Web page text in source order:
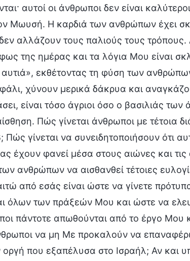
αυτοί οι άνθρωποι δεν είναι
Μωυσή. Η καρδιά των ανθρώπων έχει
αλλάζουν τους παλιούς τους τρόπους.
της ημέρας και τα λόγια Μου είναι
αυτιά», εκθέτοντας τη φύση των
χύνουν μερικά δάκρυα και
είναι τόσο άγριοι όσο ο βασιλιάς των
Πώς γίνεται άνθρωποι με τέτοια
γίνεται να συνειδητοποιήσουν ότι
έχουν φανεί μέσα στους αιώνες και τις
ανθρώπων να αισθανθεί τέτοιες
από εσάς είναι ώστε να γίνετε
όλων των πράξεών Μου και ώστε να
πάντοτε απωθούνται από το έργο Μου
να μη Με προκαλούν να
που εξαπέλυσα στο Ισραήλ; Αν και